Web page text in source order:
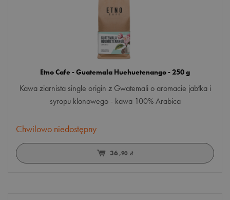
Etno Cafe - Guatemala Huehuetenango - 250 g
Kawa ziarnista single origin z Gwatemali o aromacie jabłka i
syropu klonowego - kawa 100% Arabica
Chwilowo niedostępny
36,90 zł